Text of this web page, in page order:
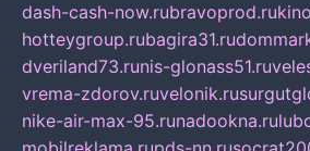
dash-cash-now.rubravoprod.ru
hotteygroup.rubagira31.ru
dveriland73.runis-glonass51.ru
vrema-zdorov.ruvelonik.ru
nike-air-max-95.runadookna.ru